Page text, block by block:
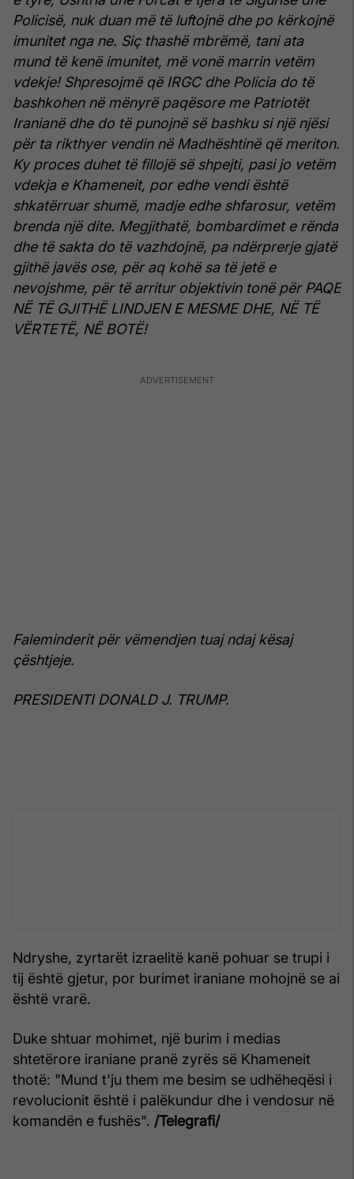
Policisë, nuk duan më të luftojnë dhe po kërkojnë
imunitet nga ne. Siç thashë mbrëmë, tani ata
mund të kenë imunitet, më vonë marrin vetëm
vdekje! Shpresojmë që IRGC dhe Policia do të
bashkohen në mënyrë paqësore me Patriotët
Iranianë dhe do të punojnë së bashku si një njësi
për ta rikthyer vendin në Madhështinë që meriton.
Ky proces duhet të fillojë së shpejti, pasi jo vetëm
vdekja e Khameneit, por edhe vendi është
shkatërruar shumë, madje edhe shfarosur, vetëm
brenda një dite. Megjithatë, bombardimet e rënda
dhe të sakta do të vazhdojnë, pa ndërprerje gjatë
gjithë javës ose, për aq kohë sa të jetë e
nevojshme, për të arritur objektivin tonë për PAQE
NË TË GJITHË LINDJEN E MESME DHE, NË TË
VËRTETË, NË BOTË!
Faleminderit për vëmendjen tuaj ndaj kësaj
çështjeje.
PRESIDENTI DONALD J. TRUMP.
Ndryshe, zyrtarët izraelitë kanë pohuar se trupi i
tij është gjetur, por burimet iraniane mohojnë se ai
është vrarë.
Duke shtuar mohimet, një burim i medias
shtetërore iraniane pranë zyrës së Khameneit
thotë: "Mund t'ju them me besim se udhëheqësi i
revolucionit është i palëkundur dhe i vendosur në
komandën e fushës". /Telegrafi/